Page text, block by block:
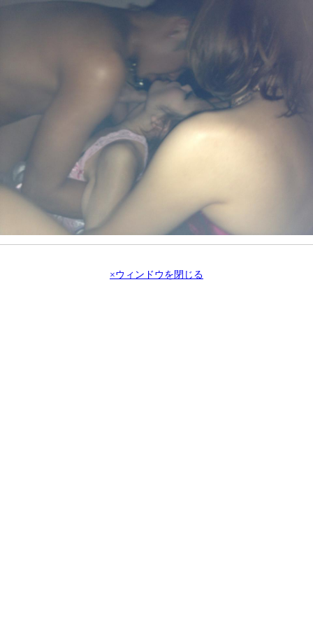
×ウィンドウを閉じる